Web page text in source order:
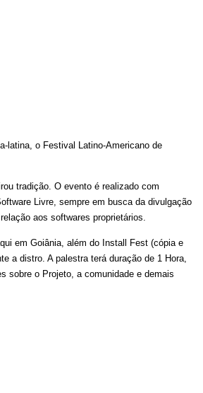
latina, o Festival Latino-Americano de
tradição. O evento é realizado com
Livre, sempre em busca da divulgação
aos softwares proprietários.
em Goiânia, além do Install Fest (cópia e
a distro. A palestra terá duração de 1 Hora,
sobre o Projeto, a comunidade e demais